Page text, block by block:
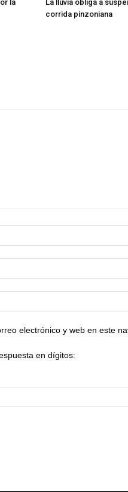
la
La lluvia obliga a
corrida pinzoniana
electrónico y web en este
en dígitos: